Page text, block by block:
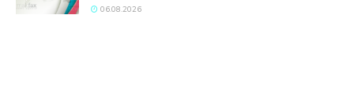
06.08.2026